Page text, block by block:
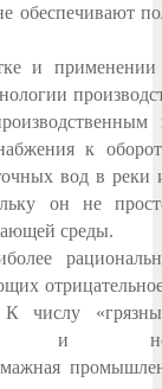
обеспечивают
и
к
вод в
он не
среды.
числу
и